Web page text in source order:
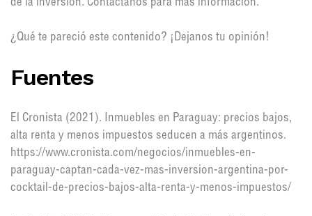
de la inversión. Contactanos para más información.
¿Qué te pareció este contenido? ¡Dejanos tu opinión!
Fuentes
El Cronista (2021). Inmuebles en Paraguay: precios bajos,
alta renta y menos impuestos seducen a más argentinos.
https://www.cronista.com/negocios/inmuebles-en-
paraguay-captan-cada-vez-mas-inversion-argentina-por-
cocktail-de-precios-bajos-alta-renta-y-menos-impuestos/